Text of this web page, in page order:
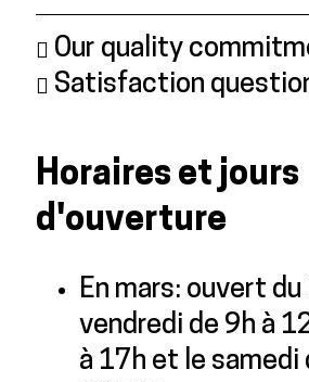
Our quality
Satisfaction
Horaires et jours
d'ouverture
En mars: ouvert du
vendredi de 9h à
à 17h et le samedi